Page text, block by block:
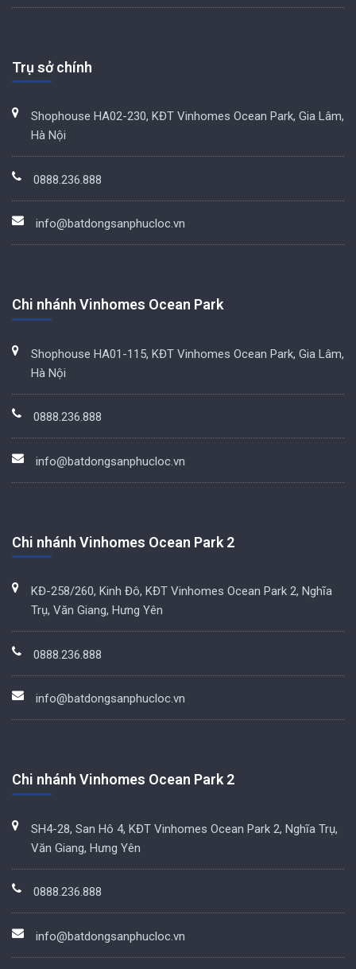
Trụ sở chính
Shophouse HA02-230, KĐT Vinhomes Ocean Park, Gia Lâm,
Hà Nội
0888.236.888
info@batdongsanphucloc.vn
Chi nhánh Vinhomes Ocean Park
Shophouse HA01-115, KĐT Vinhomes Ocean Park, Gia Lâm,
Hà Nội
0888.236.888
info@batdongsanphucloc.vn
Chi nhánh Vinhomes Ocean Park 2
KĐ-258/260, Kinh Đô, KĐT Vinhomes Ocean Park 2, Nghĩa
Trụ, Văn Giang, Hưng Yên
0888.236.888
info@batdongsanphucloc.vn
Chi nhánh Vinhomes Ocean Park 2
SH4-28, San Hô 4, KĐT Vinhomes Ocean Park 2, Nghĩa Trụ,
Văn Giang, Hưng Yên
0888.236.888
info@batdongsanphucloc.vn